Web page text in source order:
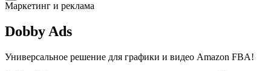
Маркетинг и реклама
Dobby Ads
Универсальное решение для графики и видео Amazon FBA!